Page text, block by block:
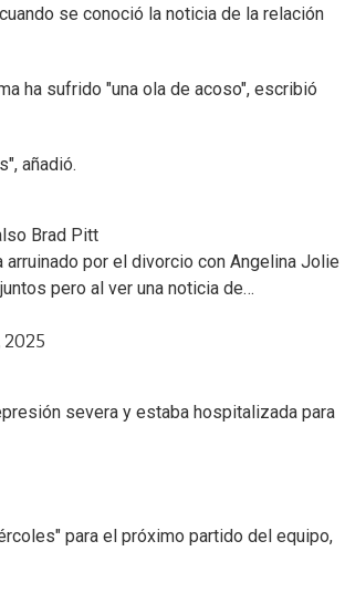
se conoció la noticia de la relación
ha sufrido "una ola de acoso", escribió
añadió.
Brad Pitt
por el divorcio con Angelina Jolie
pero al ver una noticia de…
2025
severa y estaba hospitalizada para
para el próximo partido del equipo,